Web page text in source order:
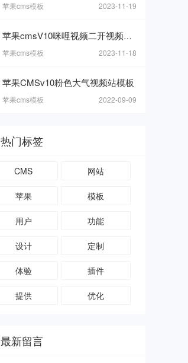
苹果cms模板 2023-11-19
苹果cmsV10咪哩视频二开视频网站模板
苹果cms模板 2023-11-18
苹果CMSv10粉色大气视频站模板
苹果cms模板 2022-09-09
热门标签
CMS 网站
苹果 模板
用户 功能
设计 定制
体验 插件
提供 优化
最新留言